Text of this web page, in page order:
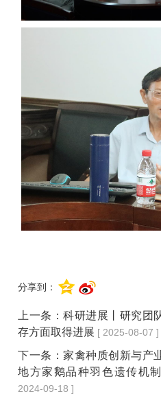
分享到：
上一条：科研进展丨研究团
存方面取得进展 [ 2025-08-07 ]
下一条：家禽种质创新与产
地方家鹅品种羽色遗传机
2024-09-18 ]